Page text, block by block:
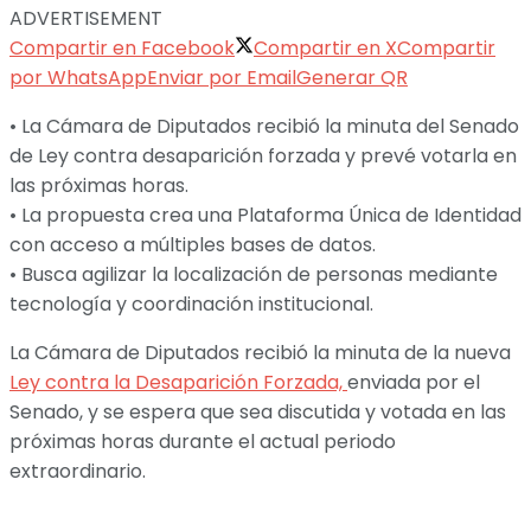
ADVERTISEMENT
Compartir en Facebook
Compartir en XCompartir
por WhatsAppEnviar por EmailGenerar QR
• La Cámara de Diputados recibió la minuta del Senado
de Ley contra desaparición forzada y prevé votarla en
las próximas horas.
• La propuesta crea una Plataforma Única de Identidad
con acceso a múltiples bases de datos.
• Busca agilizar la localización de personas mediante
tecnología y coordinación institucional.
La Cámara de Diputados recibió la minuta de la nueva
Ley contra la Desaparición Forzada,enviada por el
Senado, y se espera que sea discutida y votada en las
próximas horas durante el actual periodo
extraordinario.